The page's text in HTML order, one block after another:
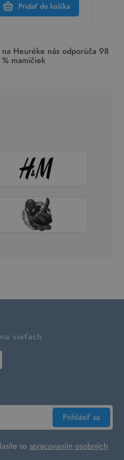
Pridať do košíka
na Heuréke nás odporúča 98
% mamičiek
sieťach
Prihlásiť sa
so spracovaním osobných